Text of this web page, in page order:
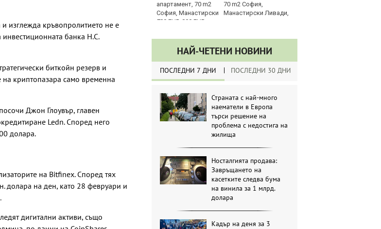
изглежда кръвопролитието не е
банка H.C.
биткойн резерв и
на криптопазара само временна
Джон Глоувър, главен
Ledn. Според него
долара.
на Bitfinex. Според тях
долара на ден, като 28 февруари и
дигитални активи, също
70 m2 София,
Манастирски Ливади,
800 EUR
НАЙ-ЧЕТЕНИ НОВИНИ
ПОСЛЕДНИ 7 ДНИ ПОСЛЕДНИ 30 ДНИ
Страната с най-много
наематели в Европа
търси решение на
проблема с недостига на
жилища
Носталгията продава:
Завръщането на
касетките следва бума
на винила за 1 млрд.
долара
Кадър на деня за 3